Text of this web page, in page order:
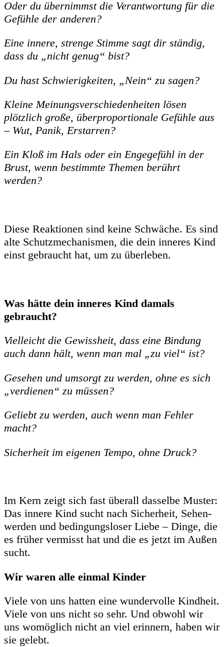
Oder du übernimmst die Verantwortung für die
Gefühle der anderen?
Eine innere, strenge Stimme sagt dir ständig,
dass du „nicht genug“ bist?
Du hast Schwierigkeiten, „Nein“ zu sagen?
Kleine Meinungsverschiedenheiten lösen
plötzlich große, überproportionale Gefühle aus
– Wut, Panik, Erstarren?
Ein Kloß im Hals oder ein Engegefühl in der
Brust, wenn bestimmte Themen berührt
werden?
Diese Reaktionen sind keine Schwäche. Es sind
alte Schutzmechanismen, die dein inneres Kind
einst gebraucht hat, um zu überleben.
Was hätte dein inneres Kind damals
gebraucht?
Vielleicht die Gewissheit, dass eine Bindung
auch dann hält, wenn man mal „zu viel“ ist?
Gesehen und umsorgt zu werden, ohne es sich
„verdienen“ zu müssen?
Geliebt zu werden, auch wenn man Fehler
macht?
Sicherheit im eigenen Tempo, ohne Druck?
Im Kern zeigt sich fast überall dasselbe Muster:
Das innere Kind sucht nach Sicherheit, Sehen-
werden und bedingungsloser Liebe – Dinge, die
es früher vermisst hat und die es jetzt im Außen
sucht.
Wir waren alle einmal Kinder
Viele von uns hatten eine wundervolle Kindheit.
Viele von uns nicht so sehr. Und obwohl wir
uns womöglich nicht an viel erinnern, haben wir
sie gelebt.